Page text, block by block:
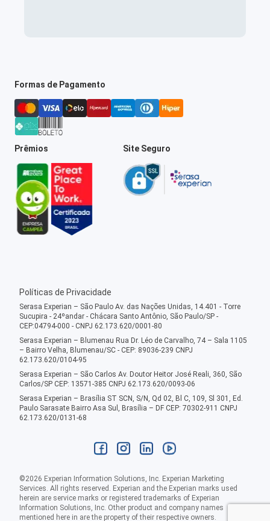
Formas de Pagamento
Prêmios Site Seguro
Políticas de Privacidade
Serasa Experian – São Paulo Av. das Nações Unidas, 14.401 - Torre
Sucupira - 24ºandar - Chácara Santo Antônio, São Paulo/SP -
CEP:04794-000 - CNPJ 62.173.620/0001-80
Serasa Experian – Blumenau Rua Dr. Léo de Carvalho, 74 – Sala 1105
– Bairro Velha, Blumenau/SC - CEP: 89036-239 CNPJ
62.173.620/0104-95
Serasa Experian – São Carlos Av. Doutor Heitor José Reali, 360, São
Carlos/SP CEP: 13571-385 CNPJ 62.173.620/0093-06
Serasa Experian – Brasília ST SCN, S/N, Qd 02, Bl C, 109, Sl 301, Ed.
Paulo Sarasate Bairro Asa Sul, Brasília – DF CEP: 70302-911 CNPJ
62.173.620/0131-68
©2026 Experian Information Solutions, Inc. Experian Marketing
Services. All rights reserved. Experian and the Experian marks used
herein are service marks or registered trademarks of Experian
Information Solutions, Inc. Other product and company names
mentioned here in are the property of their respective owners.